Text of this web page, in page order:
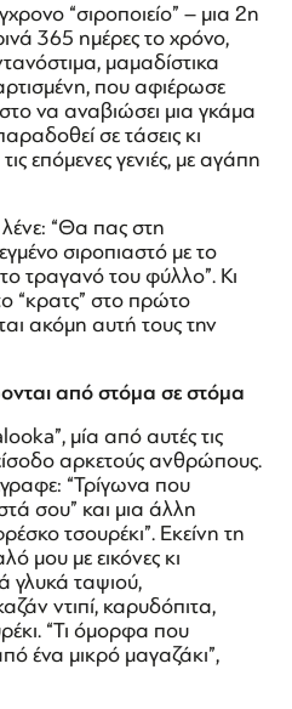
“σιροπoιείο” – μια 2η
365 ημέρες το χρόνο,
μαμαδίστικα
που αφιέρωσε
να αναβιώσει μια γκάμα
σε τάσεις κι
επόμενες γενιές, με αγάπη
λένε: “Θα πας στη
σιροπιαστό με το
τραγανό του φύλλο”. Κι
“κρατς” στο πρώτο
ακόμη αυτή τους την
από στόμα σε στόμα
μία από αυτές τις
αρκετούς ανθρώπους.
“Τρίγωνα που
σου” και μια άλλη
τσουρέκι”. Εκείνη τη
μου με εικόνες κι
γλυκά ταψιού,
ντιπί, καρυδόπιτα,
“Τι όμορφα που
ένα μικρό μαγαζάκι”,